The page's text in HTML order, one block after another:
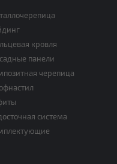
кровля
панели
черепица
система